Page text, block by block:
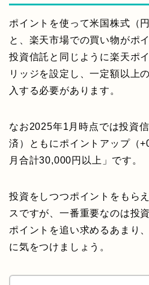
ポイントを使って米国株式（
と、楽天市場での買い物がポ
投資信託と同じように楽天ポ
リッジを設定し、一定額以上
入する必要があります。
なお2025年1月時点では投資
済）ともにポイントアップ（
月合計30,000円以上」です。
投資をしつつポイントをもら
スですが、一番重要なのは投
ポイントを追い求めるあまり
に気をつけましょう。